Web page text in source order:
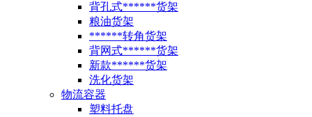
背孔式******货架
粮油货架
******转角货架
背网式******货架
新款******货架
洗化货架
物流容器
塑料托盘